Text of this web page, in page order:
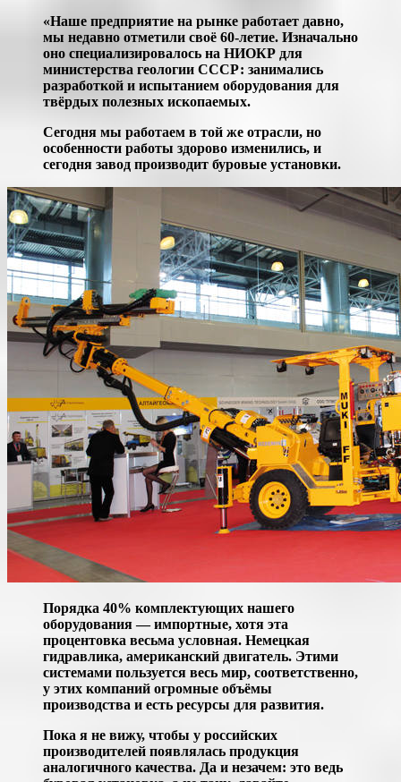
«Наше предприятие на рынке работает давно,
мы недавно отметили своё 60-летие. Изначально
оно специализировалось на НИОКР для
министерства геологии СССР: занимались
разработкой и испытанием оборудования для
твёрдых полезных ископаемых.
Сегодня мы работаем в той же отрасли, но
особенности работы здорово изменились, и
сегодня завод производит буровые установки.
Порядка 40% комплектующих нашего
оборудования — импортные, хотя эта
процентовка весьма условная. Немецкая
гидравлика, американский двигатель. Этими
системами пользуется весь мир, соответственно,
у этих компаний огромные объёмы
производства и есть ресурсы для развития.
Пока я не вижу, чтобы у российских
производителей появлялась продукция
аналогичного качества. Да и незачем: это ведь